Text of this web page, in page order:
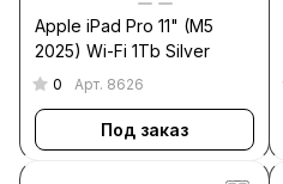
Apple iPad Pro 11" (M5
2025) Wi-Fi 1Tb Silver
0 Арт. 8626
Под заказ